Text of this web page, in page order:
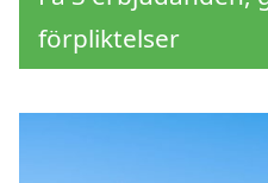
förpliktelser